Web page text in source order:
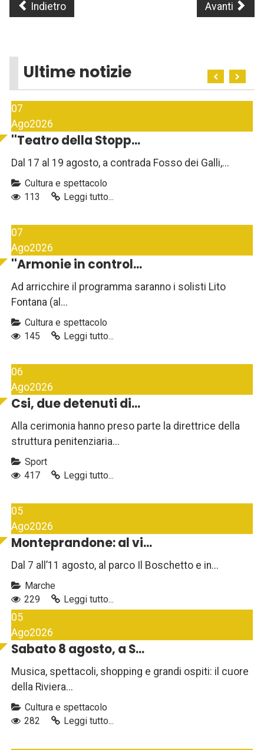
Indietro Avanti
Ultime notizie
07
Ago2026
''Teatro della Stopp...
Dal 17 al 19 agosto, a contrada Fosso dei Galli,...
Cultura e spettacolo
113
Leggi tutto...
07
Ago2026
''Armonie in control...
Ad arricchire il programma saranno i solisti Lito
Fontana (al...
Cultura e spettacolo
145
Leggi tutto...
06
Ago2026
Csi, due detenuti di...
Alla cerimonia hanno preso parte la direttrice della
struttura penitenziaria...
Sport
417
Leggi tutto...
05
Ago2026
Monteprandone: al vi...
Dal 7 all’11 agosto, al parco Il Boschetto e in...
Marche
229
Leggi tutto...
05
Ago2026
Sabato 8 agosto, a S...
Musica, spettacoli, shopping e grandi ospiti: il cuore
della Riviera...
Cultura e spettacolo
282
Leggi tutto...